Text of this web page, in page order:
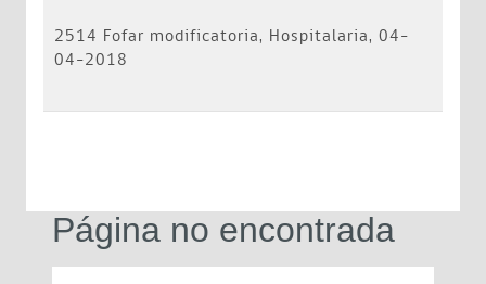
2514 Fofar modificatoria, Hospitalaria, 04-
04-2018
Página no encontrada